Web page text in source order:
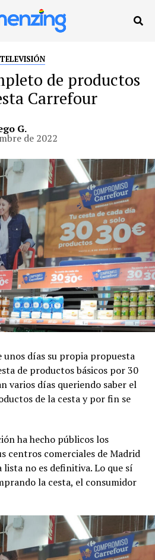
TELEVISIÓN
de productos
Carrefour
G.
de 2022
unos días su propia propuesta
de productos básicos por 30
varios días queriendo saber el
de la cesta y por fin se
ha hecho públicos los
centros comerciales de Madrid
lista no es definitiva. Lo que sí
la cesta, el consumidor